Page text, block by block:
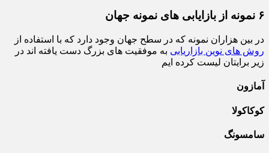
۶ نمونه از بازایابی های نمونه جهان
در بین هزاران نمونه که در سطح جهان وجود دارد که با استفاده از
روش های نوین بازاریابی به موفقیت های بزرگ دست یافته اند در
زیر برایتان لیست کرده ایم
آمازون
کوکاکولا
سامسونگ